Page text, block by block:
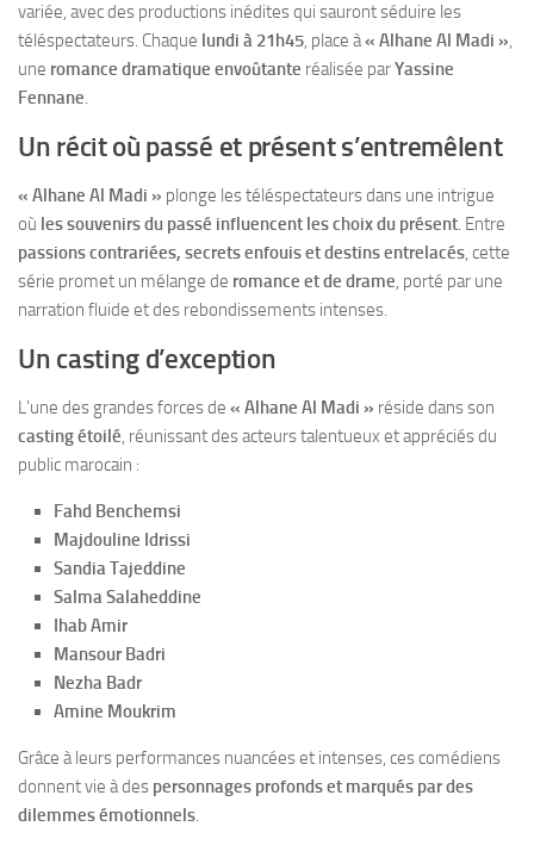
variée, avec des productions inédites qui sauront séduire les
téléspectateurs. Chaque lundi à 21h45, place à« Alhane Al Madi »,
une romance dramatique envoûtante réalisée parYassine
Fennane.
Un récit où passé et présent s’entremêlent
« Alhane Al Madi » plonge les téléspectateurs dans une intrigue
où les souvenirs du passé influencent les choix du présent. Entre
passions contrariées, secrets enfouis et destins entrelacés, cette
série promet un mélange de romance et de drame, porté par une
narration fluide et des rebondissements intenses.
Un casting d’exception
L’une des grandes forces de « Alhane Al Madi » réside dans son
casting étoilé, réunissant des acteurs talentueux et appréciés du
public marocain :
Fahd Benchemsi
Majdouline Idrissi
Sandia Tajeddine
Salma Salaheddine
Ihab Amir
Mansour Badri
Nezha Badr
Amine Moukrim
Grâce à leurs performances nuancées et intenses, ces comédiens
donnent vie à des personnages profonds et marqués par des
dilemmes émotionnels.